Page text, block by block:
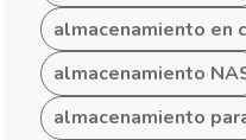
almacenamiento en
almacenamiento
almacenamiento